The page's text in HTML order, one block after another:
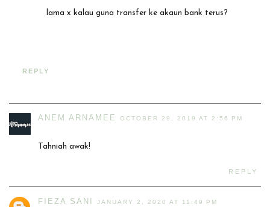
lama x kalau guna transfer ke akaun bank terus?
REPLY
ANEM ARNAMEE OCTOBER 29, 2019 AT 2:56 PM
Tahniah awak!
REPLY
FIEZA SANI JANUARY 2, 2020 AT 11:49 PM